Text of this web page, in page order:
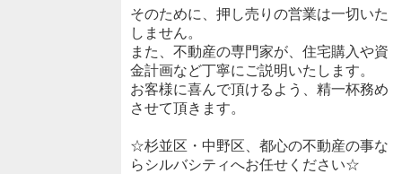
そのために、押し売りの営業は一切いた
しません。
また、不動産の専門家が、住宅購入や資
金計画など丁寧にご説明いたします。
お客様に喜んで頂けるよう、精一杯務め
させて頂きます。
☆杉並区・中野区、都心の不動産の事な
らシルバシティへお任せください☆